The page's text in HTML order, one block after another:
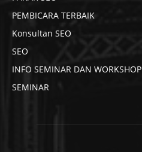
PEMBICARA TERBAIK
Konsultan SEO
SEO
INFO SEMINAR DAN WORKSHOP
SEMINAR